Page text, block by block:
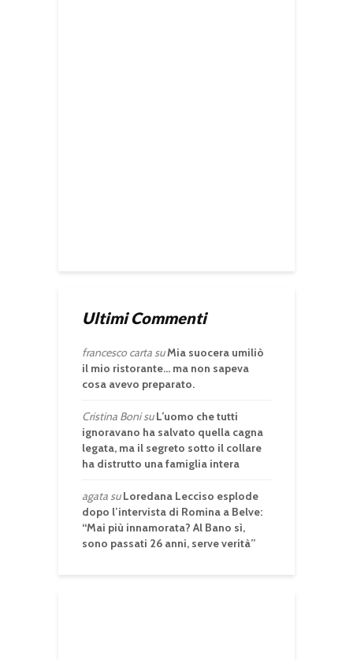
Ultimi Commenti
francesco cartasuMia suocera umiliò
il mio ristorante… ma non sapeva
cosa avevo preparato.
Cristina BonisuL’uomo che tutti
ignoravano ha salvato quella cagna
legata, ma il segreto sotto il collare
ha distrutto una famiglia intera
agatasuLoredana Lecciso esplode
dopo l’intervista di Romina a Belve:
“Mai più innamorata? Al Bano sì,
sono passati 26 anni, serve verità”